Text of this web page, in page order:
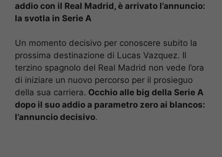
addio con il Real Madrid, è arrivato l’annuncio:
la svotla in Serie A
Un momento decisivo per conoscere subito la
prossima destinazione di Lucas Vazquez. Il
terzino spagnolo del Real Madrid non vede l’ora
di iniziare un nuovo percorso per il prosieguo
della sua carriera. Occhio alle big della Serie A
dopo il suo addio a parametro zero ai blancos:
l’annuncio decisivo.